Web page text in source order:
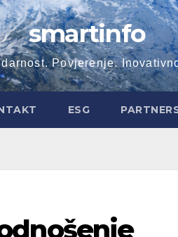
smartinfo
Povjerenje.
ESG